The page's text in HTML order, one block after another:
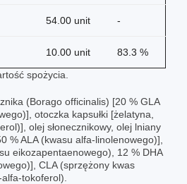
54.00 unit -
10.00 unit
83.3 %
spożycia.
(Borago officinalis) [20 % GLA
otoczka kapsułki [żelatyna,
olej słonecznikowy, olej lniany
% ALA (kwasu alfa-linolenowego)],
eikozapentaenowego), 12 % DHA
CLA (sprzężony kwas
tokoferol).